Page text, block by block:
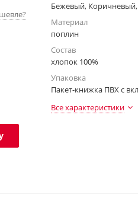
Бежевый,
Материал
поплин
Состав
хлопок 100%
Упаковка
Пакет-книжка ПВХ с
Все характеристики